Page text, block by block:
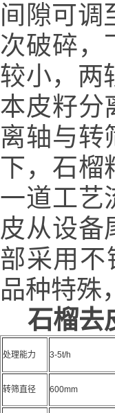
间隙可调
次破碎，
较小，两
本皮籽分
离轴与转
下，石榴
一道工艺
皮从设备
部采用
品种特殊
石榴去
处理能力 3-5t/h
转筛直径 600mm